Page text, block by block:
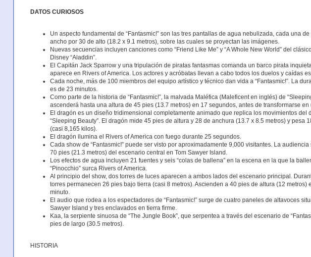
DATOS CURIOSOS
Un aspecto fundamental de “Fantasmic!” son las tres pantallas de agua nebulizada, cada una
ancho por 30 de alto (18.2 x 9.1 metros), sobre las cuales se proyectan las imágenes.
Nuevas secuencias incluyen canciones como “Friend Like Me” y “A Whole New World” del
Disney “Aladdin”.
El Capitán Jack Sparrow y una tripulación de piratas fantasmas comanda un barco pirata
aparece en Rivers of America. Los actores y acróbatas llevan a cabo todos los duelos y caídas
Cada noche, más de 100 miembros del equipo artístico y técnico dan vida a “Fantasmic!”. La
es de 23 minutos.
Como parte de la historia de “Fantasmic!”, la malvada Maléfica (Maleficent en inglés) de
ascenderá hasta una altura de 45 pies (13.7 metros) en 17 segundos, antes de transformarse en
El dragón es un diseño tridimensional completamente animado que replica los movimientos del
“Sleeping Beauty”. El dragón mide 45 pies de altura y 28 de anchura (13.7 x 8.5 metros) y pesa
(casi 8,165 kilos).
El dragón ilumina el Rivers of America con fuego durante 25 segundos.
Cada show de “Fantasmic!” puede ser visto por aproximadamente 9,000 visitantes. La audiencia
70 pies (21.3 metros) del escenario central en Tom Sawyer Island.
Los efectos de agua incluyen 21 fuentes y seis “colas de ballena” en la escena en la que la
“Pinocchio” surca Rivers of America.
Al principio del show, dos torres de luces aparecen a ambos lados del escenario principal.
torres permanecen 26 pies bajo tierra (casi 8 metros). Ascienden a 40 pies de altura (12 metros)
minuto.
El audio que rodea a los espectadores de “Fantasmic!” surge de cuatro paneles de altavoces
Sawyer Island y tres enclavados en tierra firme.
Kaa, la serpiente sinuosa de “The Jungle Book”, que serpentea a través del escenario de
pies de largo (30.5 metros).
HISTORIA